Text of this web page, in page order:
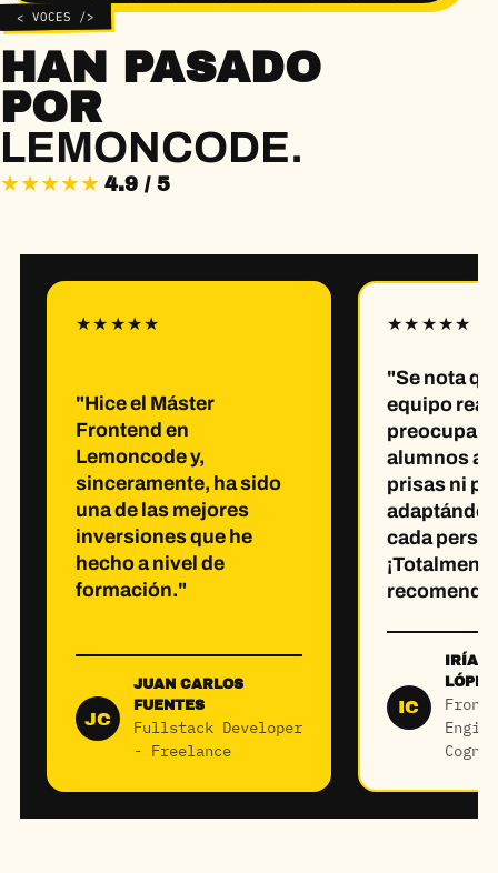
< VOCES />
HAN PASADO
POR
LEMONCODE.
★★★★★ 4.9 / 5
"Hice el Máster
Frontend en
Lemoncode y,
sinceramente, ha sido
una de las mejores
inversiones que he
hecho a nivel de
formación."
JC
JUAN CARLOS
FUENTES
Fullstack Developer
- Freelance
"Se nota
equipo
preocupa
alumnos
prisas ni
cada
¡Totalmente
IC
IRÍA
LÓPEZ